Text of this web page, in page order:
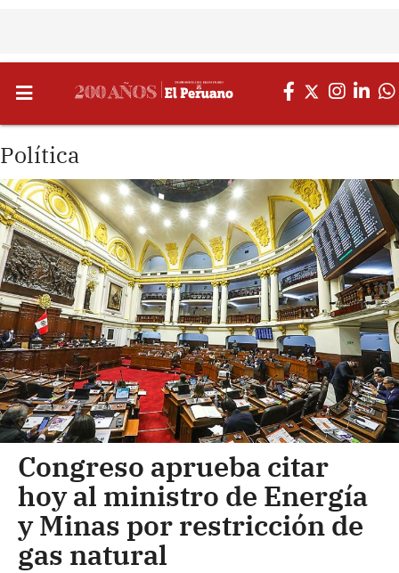
Política
Congreso aprueba citar
hoy al ministro de Energía
y Minas por restricción de
gas natural